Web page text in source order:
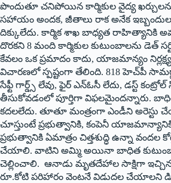
పొందుతూ చనిపోయిన కార్మికుల వైద్య
సహాయం అందక, జీతాలు రాక అనేక
దిక్కులేదు. కార్మిక శాఖ బాధ్యత రాహిత్యానికి
దొరకని 8 మంది కార్మికుల కుటుంబాలను డెత్
కేవలం ఒక ప్రమాదం కాదు, యాజమాన్యం
విచారణలో స్పష్టంగా తేలింది. 818 హెచ్‌పీ
సేఫ్టీ గార్డ్స్ లేవు, ఫైర్ ఎన్ఓసీ లేదు, డస్ట్
తీసుకోవడంలో పూర్తిగా విఫలమైంద‌న్నారు.
కదలలేదు. తూతూ మంత్రంగా ఎండీని
చూస్తుంటే ప్రభుత్వానికి, కంపెనీ
ప్రభుత్వానికి ఏమాత్రం చిత్తశుద్ధి ఉన్నా వందల
చేయాలి. వాటిని అమ్మి అయినా బాధిత
చెల్లించాలి. ఆనాడు మృతదేహాల సాక్షిగా ఇచ్చిన
రూ.కోటి పరిహారం వెంటనే విడుదల చేయాలని